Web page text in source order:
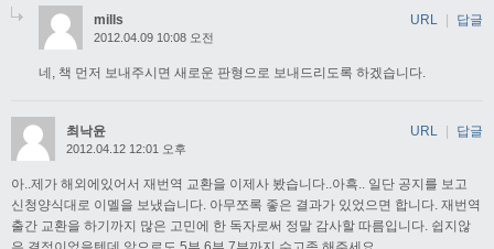
mills
2012.04.09 10:08 오전
네, 책 먼저 보내주시면 새로운 판형으로 보내드리도록 하겠습니다.
URL 답글
최낙윤
2012.04.12 12:01 오후
아..제가 해외에있어서 재번역 교환을 이제사 봤습니다..아흑.. 일단 공지를 보고
신청양식대로 이멜을 보냈습니다. 아무쪼록 좋은 결과가 있었으면 합니다. 재번역
출간 교환을 하기까지 많은 고민에 한 독자로써 정말 감사할 따름입니다. 쉽지않
URL 답글